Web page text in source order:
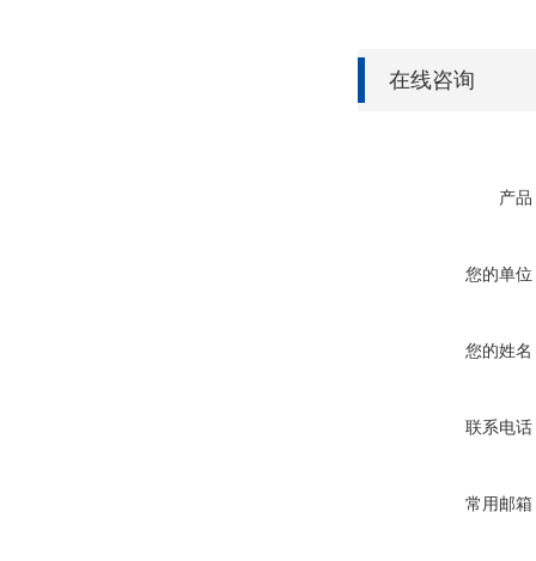
在线咨询
产品
您的单位
您的姓名
联系电话
常用邮箱